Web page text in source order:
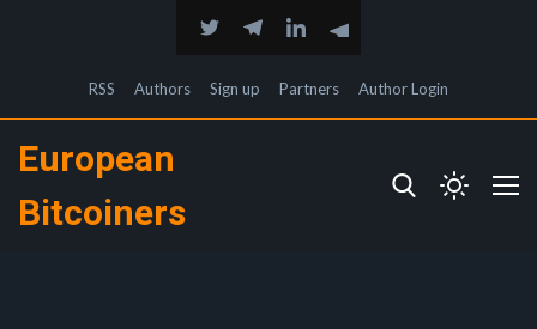
RSS Authors Sign up Partners Author Login
European
Bitcoiners